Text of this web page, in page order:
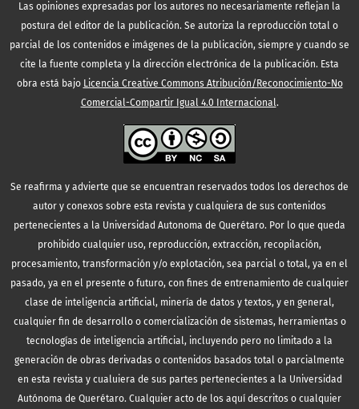
Las opiniones expresadas por los autores no necesariamente reflejan la
postura del editor de la publicación. Se autoriza la reproducción total o
parcial de los contenidos e imágenes de la publicación, siempre y cuando se
cite la fuente completa y la dirección electrónica de la publicación. Esta
obra está bajo Licencia Creative Commons Atribución/Reconocimiento-No
Comercial-Compartir Igual 4.0 Internacional.
Se reafirma y advierte que se encuentran reservados todos los derechos de
autor y conexos sobre esta revista y cualquiera de sus contenidos
pertenecientes a la Universidad Autonoma de Querétaro. Por lo que queda
prohibido cualquier uso, reproducción, extracción, recopilación,
procesamiento, transformación y/o explotación, sea parcial o total, ya en el
pasado, ya en el presente o futuro, con fines de entrenamiento de cualquier
clase de inteligencia artificial, minería de datos y textos, y en general,
cualquier fin de desarrollo o comercialización de sistemas, herramientas o
tecnologías de inteligencia artificial, incluyendo pero no limitado a la
generación de obras derivadas o contenidos basados total o parcialmente
en esta revista y cualuiera de sus partes pertenecientes a la Universidad
Autónoma de Querétaro. Cualquier acto de los aquí descritos o cualquier